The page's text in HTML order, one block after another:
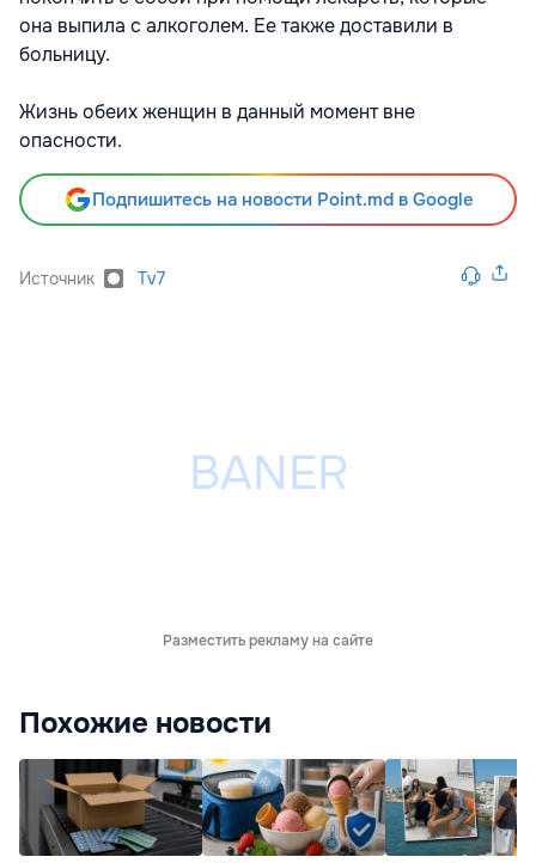
она выпила с алкоголем. Ее также доставили в
больницу.
Жизнь обеих женщин в данный момент вне
опасности.
Подпишитесь на новости Point.md в Google
Источник Tv7
Разместить рекламу на сайте
Похожие новости